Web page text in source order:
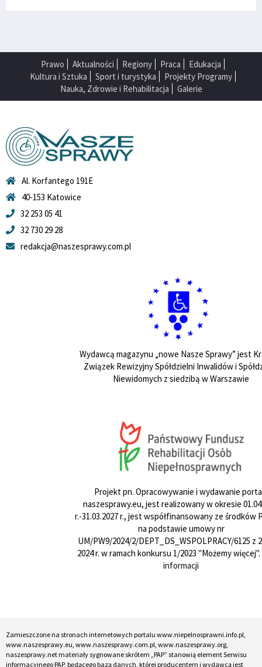
Prawo Aktualności Regiony Praca
Edukacja
Kultura i Sztuka
Sport i turystyka
Projekty Programy
Nauka, Zdrowie i Rehabilitacja
Galerie
Al. Korfantego 191E
40-153 Katowice
32 253 05 41
32 730 29 28
redakcja@naszesprawy.com.pl
Wydawcą magazynu „nowe Nasze Sprawy” jest
Związek Rewizyjny Spółdzielni Inwalidów i
Niewidomych z siedzibą w Warszawie
Projekt pn. Opracowywanie i wydawanie
naszesprawy.eu, jest realizowany w okresie
r.-31.03.2027 r., jest współfinansowany ze środków
na podstawie umowy nr
UM/PW9/2024/2/DEPT_DS_WSPOLPRACY/6125 z
2024 r. w ramach konkursu 1/2023 "Możemy więcej".
informacji
Zamieszczone na stronach internetowych portalu www.niepelnosprawni.info.pl,
www.naszesprawy.eu, www.naszesprawy.com.pl, www.naszesprawy.org,
naszesprawy.net materiały sygnowane skrótem „PAP” stanowią element Serwisu
informacyjnego PAP, będącego bazą danych, której producentem i wydawcą jest